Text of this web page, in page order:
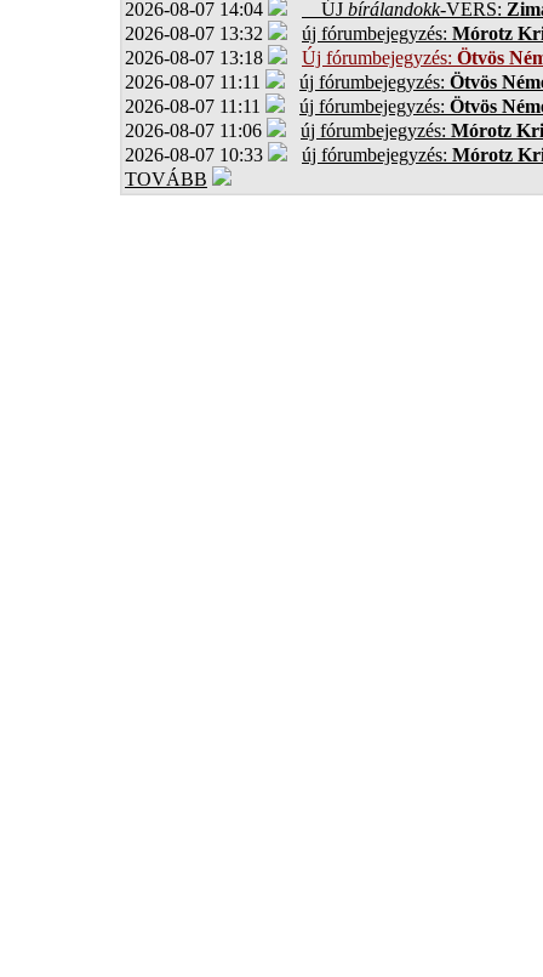
2026-08-07 14:04 ÚJ bírálandokk-VERS:
2026-08-07 13:32
új fórumbejegyzés: Mórotz
2026-08-07 13:18
Új fórumbejegyzés: Ötvös
2026-08-07 11:11
új fórumbejegyzés: Ötvös
2026-08-07 11:11
új fórumbejegyzés: Ötvös
2026-08-07 11:06
új fórumbejegyzés: Mórotz
2026-08-07 10:33
új fórumbejegyzés: Mórotz
TOVÁBB